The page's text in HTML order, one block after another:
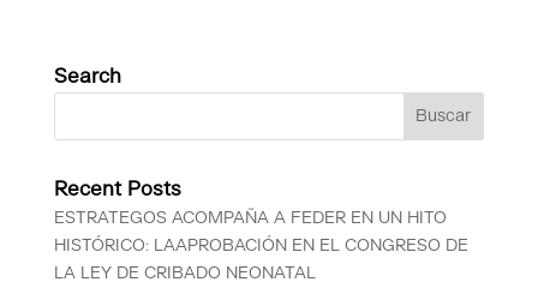
Search
Recent Posts
ESTRATEGOS ACOMPAÑA A FEDER EN UN HITO
HISTÓRICO: LAAPROBACIÓN EN EL CONGRESO DE
LA LEY DE CRIBADO NEONATAL